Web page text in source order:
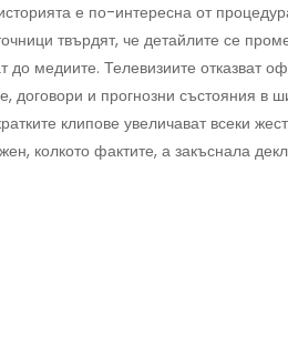
е по-интересна от
твърдят, че детайлите се
до медиите. Телевизиите отказват
договори и прогнозни състояния в
клипове увеличават всеки
колкото фактите, а закъснала